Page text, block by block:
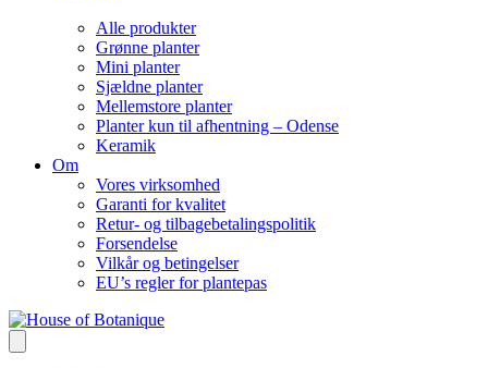
Alle produkter
Grønne planter
Mini planter
Sjældne planter
Mellemstore planter
Planter kun til afhentning – Odense
Keramik
Om
Vores virksomhed
Garanti for kvalitet
Retur- og tilbagebetalingspolitik
Forsendelse
Vilkår og betingelser
EU’s regler for plantepas